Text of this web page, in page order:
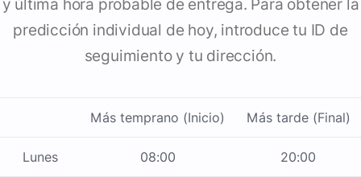
y última hora probable de entrega. Para obtener la
predicción individual de hoy, introduce tu ID de
seguimiento y tu dirección.
Más temprano (Inicio) Más tarde (Final)
Lunes 08:00 20:00